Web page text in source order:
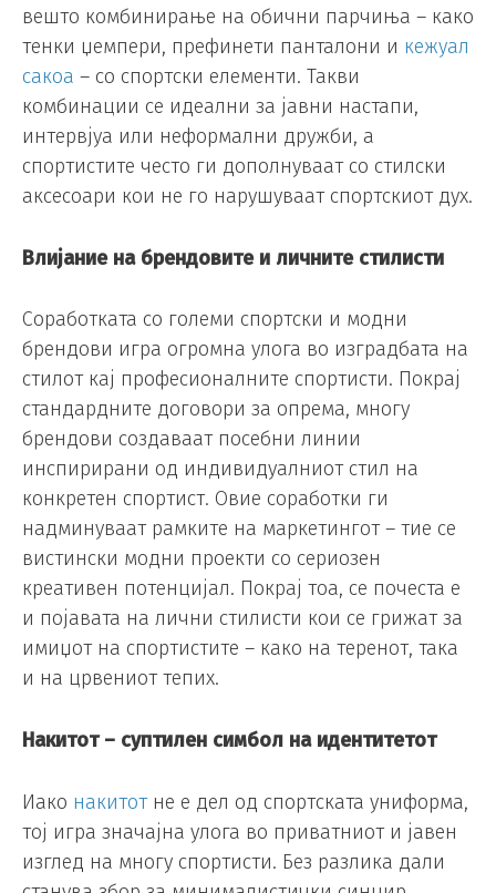
вешто комбинирање на обични парчиња – како
тенки џемпери, префинети панталони и кежуал
сакоа – со спортски елементи. Такви
комбинации се идеални за јавни настапи,
интервјуа или неформални дружби, а
спортистите често ги дополнуваат со стилски
аксесоари кои не го нарушуваат спортскиот дух.
Влијание на брендовите и личните стилисти
Соработката со големи спортски и модни
брендови игра огромна улога во изградбата на
стилот кај професионалните спортисти. Покрај
стандардните договори за опрема, многу
брендови создаваат посебни линии
инспирирани од индивидуалниот стил на
конкретен спортист. Овие соработки ги
надминуваат рамките на маркетингот – тие се
вистински модни проекти со сериозен
креативен потенцијал. Покрај тоа, се почеста е
и појавата на лични стилисти кои се грижат за
имиџот на спортистите – како на теренот, така
и на црвениот тепих.
Накитот – суптилен симбол на идентитетот
Иако накитотне е дел од спортската униформа,
тој игра значајна улога во приватниот и јавен
изглед на многу спортисти. Без разлика дали